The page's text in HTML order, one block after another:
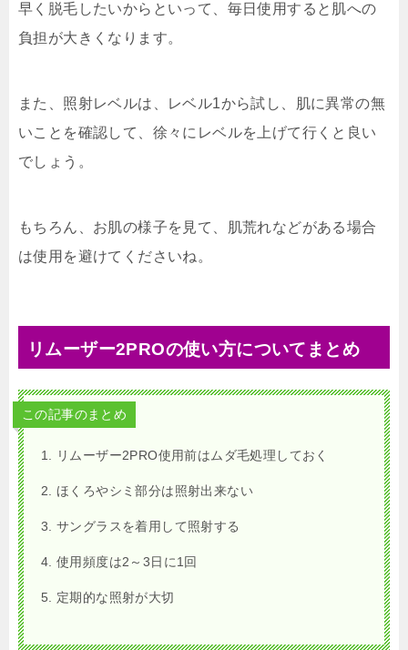
早く脱毛したいからといって、毎日使用すると肌への
負担が大きくなります。
また、照射レベルは、レベル1から試し、肌に異常の無
いことを確認して、徐々にレベルを上げて行くと良い
でしょう。
もちろん、お肌の様子を見て、肌荒れなどがある場合
は使用を避けてくださいね。
リムーザー2PROの使い方についてまとめ
この記事のまとめ
リムーザー2PRO使用前はムダ毛処理しておく
ほくろやシミ部分は照射出来ない
サングラスを着用して照射する
使用頻度は2～3日に1回
定期的な照射が大切